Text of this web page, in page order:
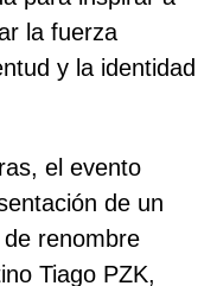
la fuerza
y la identidad
el evento
de un
renombre
Tiago PZK,